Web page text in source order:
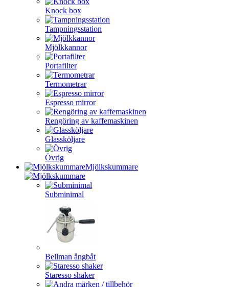
Knock box
Tampningsstation
Mjölkkannor
Portafilter
Termometrar
Espresso mirror
Rengöring av kaffemaskinen
Glassköljare
Övrig
Mjölkskummare
Subminimal
Bellman ångbåt
Staresso shaker